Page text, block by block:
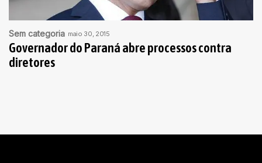
Sem categoria maio 30, 2015
Governador do Paraná abre processos contra
diretores